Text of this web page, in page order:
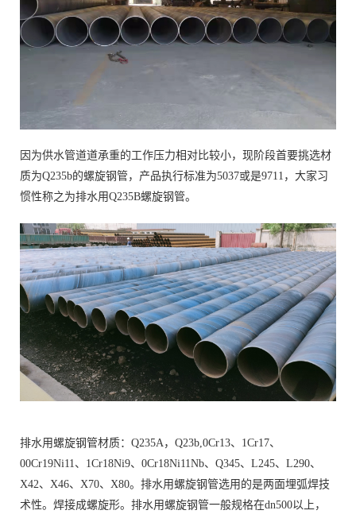
因为供水管道道承重的工作压力相对比较小，现阶段首要挑选材
质为Q235b的螺旋钢管，产品执行标准为5037或是9711，大家习
惯性称之为排水用Q235B螺旋钢管。
排水用螺旋钢管材质：Q235A，Q23b,0Cr13、1Cr17、
00Cr19Ni11、1Cr18Ni9、0Cr18Ni11Nb、Q345、L245、L290、
X42、X46、X70、X80。排水用螺旋钢管选用的是两面埋弧焊技
术性。焊接成螺旋形。排水用螺旋钢管一般规格在dn500以上，